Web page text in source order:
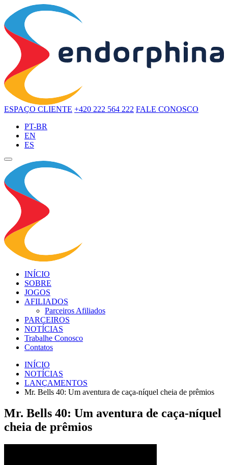
ESPAÇO CLIENTE +420 222 564 222 FALE CONOSCO
PT-BR
EN
ES
INÍCIO
SOBRE
JOGOS
AFILIADOS
Parceiros Afiliados
PARCEIROS
NOTÍCIAS
Trabalhe Conosco
Contatos
INÍCIO
NOTÍCIAS
LANÇAMENTOS
Mr. Bells 40: Um aventura de caça-níquel cheia de prêmios
Mr. Bells 40: Um aventura de caça-níquel
cheia de prêmios